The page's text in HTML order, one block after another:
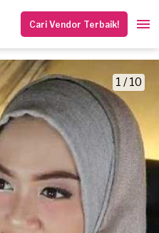
Cari Vendor Terbaik!
1 / 10